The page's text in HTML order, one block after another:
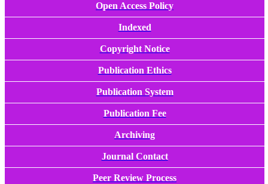
Open Access Policy
Indexed
Copyright Notice
Publication Ethics
Publication System
Publication Fee
Archiving
Journal Contact
Peer Review Process